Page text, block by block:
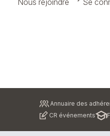
Nous rejoindre Se
Annuaire des
CR événements